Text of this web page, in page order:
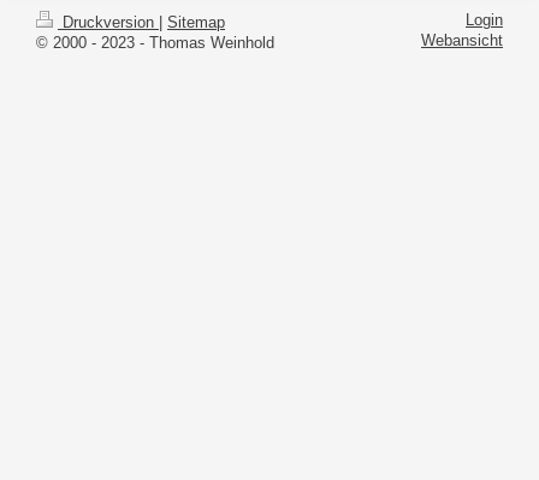
Druckversion
Sitemap
© 2000 - 2023 - Thomas Weinhold
Login
Webansicht